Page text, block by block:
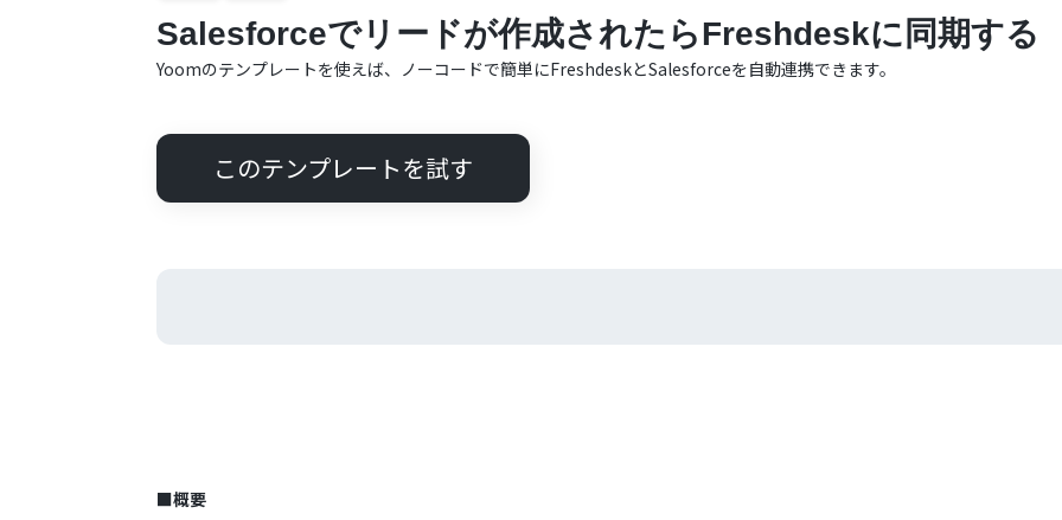
Salesforceでリードが作成されたらFreshdeskに同期する
Yoomのテンプレートを使えば、ノーコードで簡単にFreshdeskとSalesforceを自動連携できます。
このテンプレートを試す
■概要